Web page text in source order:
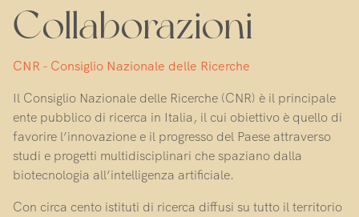
Collaborazioni
CNR - Consiglio Nazionale delle Ricerche
Il Consiglio Nazionale delle Ricerche (CNR) è il principale
ente pubblico di ricerca in Italia, il cui obiettivo è quello di
favorire l’innovazione e il progresso del Paese attraverso
studi e progetti multidisciplinari che spaziano dalla
biotecnologia all’intelligenza artificiale.
Con circa cento istituti di ricerca diffusi su tutto il territorio